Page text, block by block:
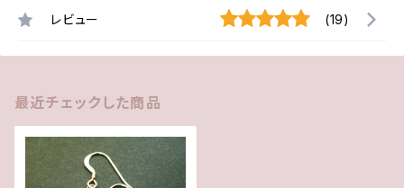
レビュー (19)
最近チェックした商品